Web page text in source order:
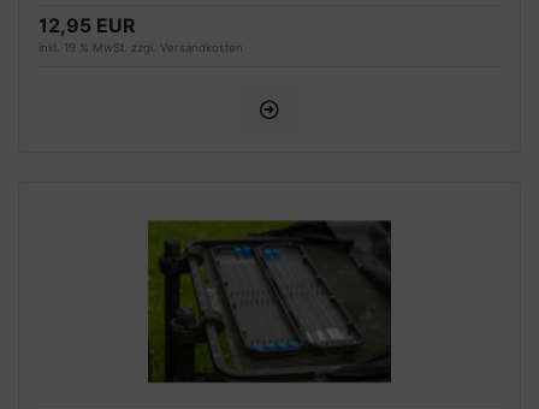
12,95 EUR
inkl. 19 % MwSt. zzgl. Versandkosten